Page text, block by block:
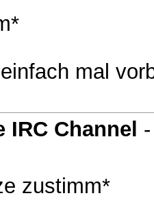
mal
IRC Channel
zustimm*